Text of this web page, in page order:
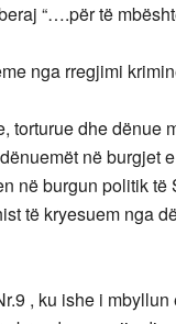
“….për të
nga rregjimi
dhe dënue
në burgjet
në burgun politik
të kryesuem nga
, ku ishe i